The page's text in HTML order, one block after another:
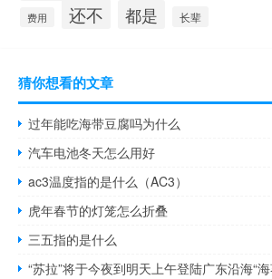
费用 还不 都是 长辈
猜你想看的文章
过年能吃海带豆腐吗为什么
汽车电池冬天怎么用好
ac3温度指的是什么（AC3）
虎年春节的灯笼怎么折叠
三五指的是什么
“苏拉”将于今夜到明天上午登陆广东沿海“